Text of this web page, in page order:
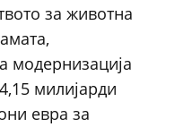
за животна
модернизација
милијарди
евра за